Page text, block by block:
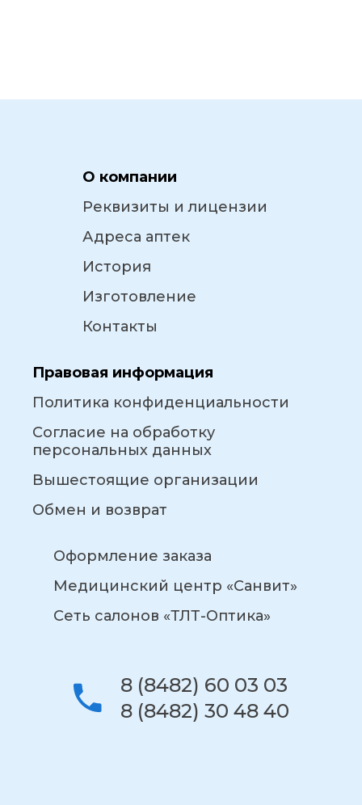
О компании
Реквизиты и лицензии
Адреса аптек
История
Изготовление
Контакты
Правовая информация
Политика конфиденциальности
Согласие на обработку
персональных данных
Вышестоящие организации
Обмен и возврат
Оформление заказа
Медицинский центр «Санвит»
Сеть салонов «ТЛТ-Оптика»
8 (8482) 60 03 03
8 (8482) 30 48 40